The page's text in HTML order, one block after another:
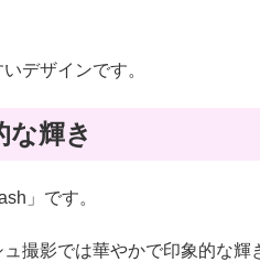
デザインです。
輝き
」です。
撮影では華やかで印象的な輝